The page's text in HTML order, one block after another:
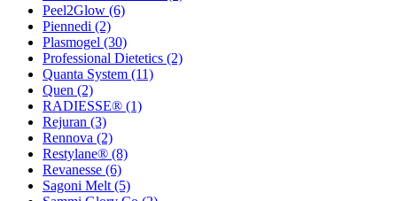
Peel2Glow (6)
Piennedi (2)
Plasmogel (30)
Professional Dietetics (2)
Quanta System (11)
Quen (2)
RADIESSE® (1)
Rejuran (3)
Rennova (2)
Restylane® (8)
Revanesse (6)
Sagoni Melt (5)